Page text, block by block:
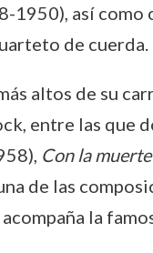
1950), así como
de cuerda.
altos de su
entre las que
Con la
de las
la